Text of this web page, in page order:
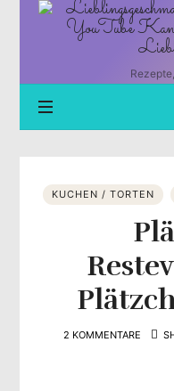
Lieblingsgeschmack.de
Rezepte
und
YouTube
Kanal
zeigt
Ihren
Lieblingsgeschmack
KUCHEN / TORTEN
2 KOMMENTARE